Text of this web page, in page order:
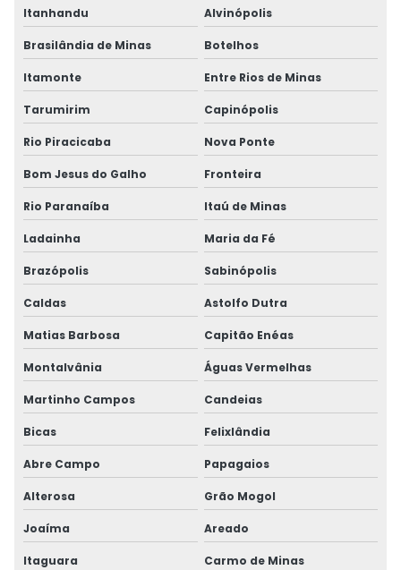
Itanhandu Alvinópolis
Brasilândia de Minas Botelhos
Itamonte Entre Rios de Minas
Tarumirim Capinópolis
Rio Piracicaba Nova Ponte
Bom Jesus do Galho Fronteira
Rio Paranaíba Itaú de Minas
Ladainha Maria da Fé
Brazópolis Sabinópolis
Caldas Astolfo Dutra
Matias Barbosa Capitão Enéas
Montalvânia Águas Vermelhas
Martinho Campos Candeias
Bicas Felixlândia
Abre Campo Papagaios
Alterosa Grão Mogol
Joaíma Areado
Itaguara Carmo de Minas